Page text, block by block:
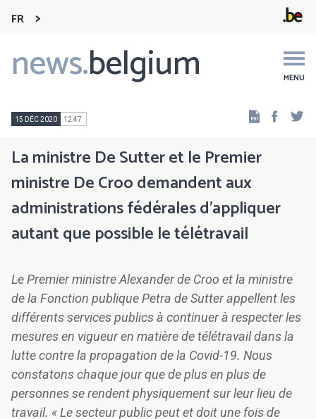
FR
news.belgium MENU
Main
navigation
15 DÉC 2020 12:47
La ministre De Sutter et le Premier
ministre De Croo demandent aux
administrations fédérales d’appliquer
autant que possible le télétravail
Le Premier ministre Alexander de Croo et la ministre
de la Fonction publique Petra de Sutter appellent les
différents services publics à continuer à respecter les
mesures en vigueur en matière de télétravail dans la
lutte contre la propagation de la Covid-19. Nous
constatons chaque jour que de plus en plus de
personnes se rendent physiquement sur leur lieu de
travail. « Le secteur public peut et doit une fois de